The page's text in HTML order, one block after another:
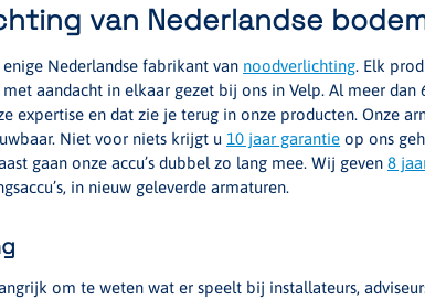
van Nederlandse
Nederlandse fabrikant van noodverlichting. Elk
aandacht in elkaar gezet bij ons in Velp. Al meer dan
expertise en dat zie je terug in onze producten. Onze
Niet voor niets krijgt u 10 jaar garantie op ons
gaan onze accu’s dubbel zo lang mee. Wij geven 8
in nieuw geleverde armaturen.
om te weten wat er speelt bij installateurs,